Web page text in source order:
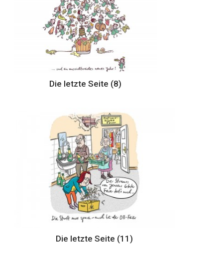
Die letzte Seite (8)
Die letzte Seite (11)